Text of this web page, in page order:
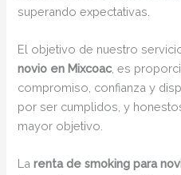
superando expectativas.
El objetivo de nuestro
novio en Mixcoac, es
compromiso, confianza y
por ser cumplidos, y
mayor objetivo.
Larenta de smoking para